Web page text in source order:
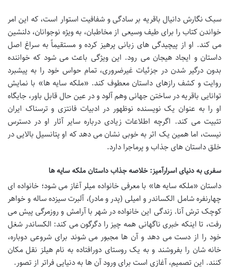
سبک نگارش دانیال باقریه بر سادگی و شفافیت استوار است، که این امر
خواندن کتاب را برای طیف وسیعی از مخاطبان، به ویژه نوجوانان، دلنشین
می کند. او از پیچیدگی های زبانی پرهیز کرده و مستقیماً به سراغ اصل
داستان و ایجاد هیجان می رود. این ویژگی باعث می شود که خواننده
بدون درگیر شدن در جزئیات غیرضروری، تمام حواس خود را به پیشبرد
روایت و کشف رازهای داستان معطوف کند. «ملکه سایه ها» با نمایش
توانایی باقریه در ساختن جهانی وهم آلود و در عین حال قابل باور، جایگاه
او را به عنوان یک نویسنده نوظهور در ادبیات فانتزی و ترسناک ایران
تثبیت می کند. اگرچه اطلاعات زیادی درباره سایر آثار او در دسترس
نیست، اما همین یک اثر به خوبی نشان می دهد که او پتانسیل بالایی در
خلق داستان های جذاب و پرماجرا دارد.
سفری به دنیای اسرارآمیز: خلاصه جذاب داستان ملکه سایه ها
داستان «ملکه سایه ها» با معرفی خانواده میلر آغاز می شود؛ خانواده ای
چهارنفره شامل الکساندر و امیلی (پدر و مادر)، آلبرت سیزده ساله و خواهر
کوچک ترش آنا. زندگی این خانواده در شهر با آرامش و روزمرگی پیش می
رفت، تا اینکه خبری ناگهانی همه چیز را دگرگون می کند: الکساندر شغل
خود را از دست می دهد و آن ها مجبور می شوند برای شروعی دوباره،
خانه شان را بفروشند و به یک روستای دورافتاده به نام هیلز نقل مکان
کنند. این تصمیم، آغازی است برای ورود آن ها به دنیایی فراتر از تصور.